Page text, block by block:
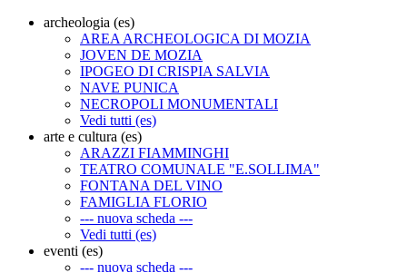
archeologia (es)
AREA ARCHEOLOGICA DI MOZIA
JOVEN DE MOZIA
IPOGEO DI CRISPIA SALVIA
NAVE PUNICA
NECROPOLI MONUMENTALI
Vedi tutti (es)
arte e cultura (es)
ARAZZI FIAMMINGHI
TEATRO COMUNALE "E.SOLLIMA"
FONTANA DEL VINO
FAMIGLIA FLORIO
--- nuova scheda ---
Vedi tutti (es)
eventi (es)
--- nuova scheda ---